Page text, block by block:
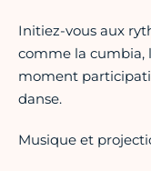
Initiez-vous aux
comme la cumbia,
moment
danse.
Musique et